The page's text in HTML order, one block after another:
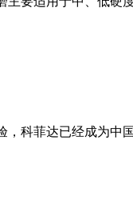
科菲达已经成为